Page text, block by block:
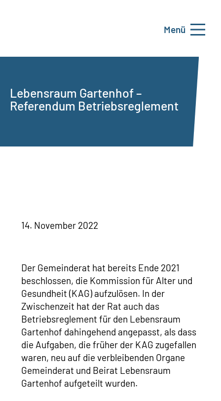
Menü
Lebensraum Gartenhof –
Referendum Betriebsreglement
14. November 2022
Der Gemeinderat hat bereits Ende 2021
beschlossen, die Kommission für Alter und
Gesundheit (KAG) aufzulösen. In der
Zwischenzeit hat der Rat auch das
Betriebsreglement für den Lebensraum
Gartenhof dahingehend angepasst, als dass
die Aufgaben, die früher der KAG zugefallen
waren, neu auf die verbleibenden Organe
Gemeinderat und Beirat Lebensraum
Gartenhof aufgeteilt wurden.